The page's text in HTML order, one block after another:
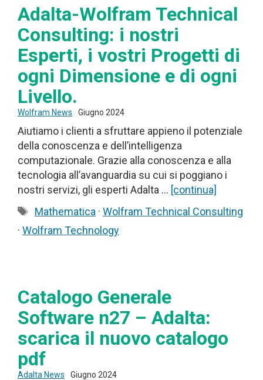
Adalta-Wolfram Technical
Consulting: i nostri
Esperti, i vostri Progetti di
ogni Dimensione e di ogni
Livello.
Wolfram News Giugno 2024
Aiutiamo i clienti a sfruttare appieno il potenziale
della conoscenza e dell’intelligenza
computazionale. Grazie alla conoscenza e alla
tecnologia all’avanguardia su cui si poggiano i
nostri servizi, gli esperti Adalta … [continua]
Tag
Mathematica · Wolfram Technical Consulting
· Wolfram Technology
Catalogo Generale
Software n27 – Adalta:
scarica il nuovo catalogo
pdf
Adalta News Giugno 2024